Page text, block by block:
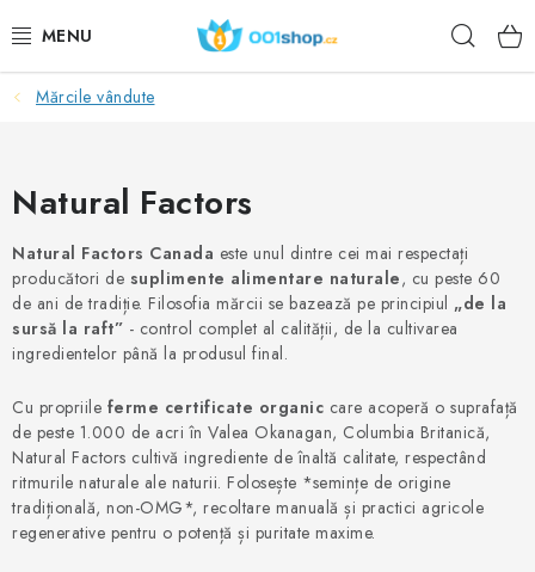
DOPLŇKY STRAVY
PRODUSE ALIMENTARE
SUBIECTE
ACŢIUNE
DÁRKY PRO ZDRAVÍ
PORADNA
Mărcile vândute
Natural Factors
Natural Factors Canada este unul dintre cei mai respectați
producători de suplimente alimentare naturale, cu peste 60
de ani de tradiție. Filosofia mărcii se bazează pe principiul „de la
sursă la raft” - control complet al calității, de la cultivarea
ingredientelor până la produsul final.
Cu propriile ferme certificate organic care acoperă o suprafață
de peste 1.000 de acri în Valea Okanagan, Columbia Britanică,
Natural Factors cultivă ingrediente de înaltă calitate, respectând
ritmurile naturale ale naturii. Folosește *semințe de origine
tradițională, non-OMG*, recoltare manuală și practici agricole
regenerative pentru o potență și puritate maxime.